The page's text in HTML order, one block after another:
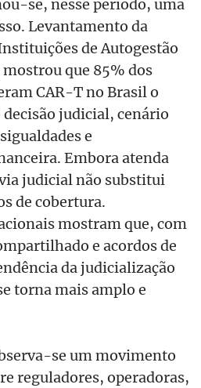
se, nesse período, uma
Levantamento da
de Autogestão
que 85% dos
CAR-T no Brasil o
judicial, cenário
e
Embora atenda
judicial não substitui
de cobertura.
mostram que, com
e acordos de
da judicialização
torna mais amplo e
se um movimento
reguladores, operadoras,